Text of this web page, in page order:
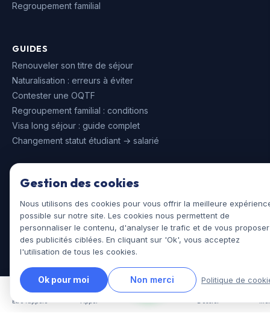
Être rappelé
Regroupement familial
GUIDES
Renouveler son titre de séjour
Naturalisation : erreurs à éviter
Contester une OQTF
Regroupement familial : conditions
Visa long séjour : guide complet
Changement statut étudiant → salarié
CONTACT
09 80 80 62 72
contact@assistances-juridiques.fr
WhatsApp
LÉGAL
Mentions légales
CGV
Politique de confidentialité
Gestion des cookies
Nous utilisons des cookies pour vous offrir la meilleure
possible sur notre site. Les cookies nous permettent de
personnaliser le contenu, d'analyser le trafic et de vous proposer
des publicités ciblées. En cliquant sur 'Ok', vous acceptez
l'utilisation de tous les cookies.
Ok pour moi Non merci Politique de